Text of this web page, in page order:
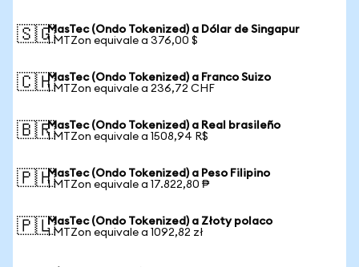
🇸🇬MasTec (Ondo Tokenized) a Dólar de Singapur
1 MTZon equivale a 376,00 $
🇨🇭MasTec (Ondo Tokenized) a Franco Suizo
1 MTZon equivale a 236,72 CHF
🇧🇷MasTec (Ondo Tokenized) a Real brasileño
1 MTZon equivale a 1508,94 R$
🇵🇭MasTec (Ondo Tokenized) a Peso Filipino
1 MTZon equivale a 17.822,80 ₱
🇵🇱MasTec (Ondo Tokenized) a Złoty polaco
1 MTZon equivale a 1092,82 zł